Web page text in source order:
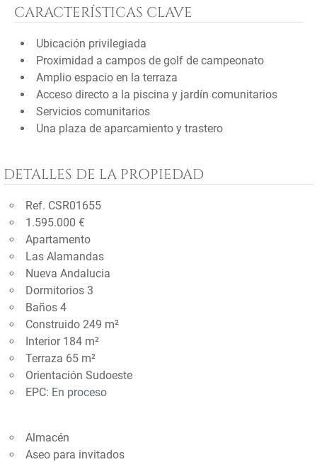
CARACTERÍSTICAS CLAVE
Ubicación privilegiada
Proximidad a campos de golf de campeonato
Amplio espacio en la terraza
Acceso directo a la piscina y jardín comunitarios
Servicios comunitarios
Una plaza de aparcamiento y trastero
DETALLES DE LA PROPIEDAD
Ref. CSR01655
1.595.000 €
Apartamento
Las Alamandas
Nueva Andalucia
Dormitorios 3
Baños 4
Construido 249 m²
Interior 184 m²
Terraza 65 m²
Orientación Sudoeste
EPC: En proceso
Almacén
Aseo para invitados